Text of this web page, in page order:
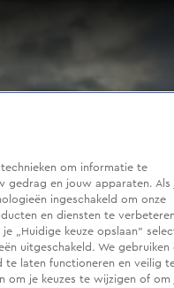
om informatie te
gedrag en jouw apparaten. Als
ingeschakeld om onze
en diensten te
„Huidige keuze opslaan”
uitgeschakeld. We gebruiken
te laten functioneren en veilig
om je keuzes te wijzigen of om